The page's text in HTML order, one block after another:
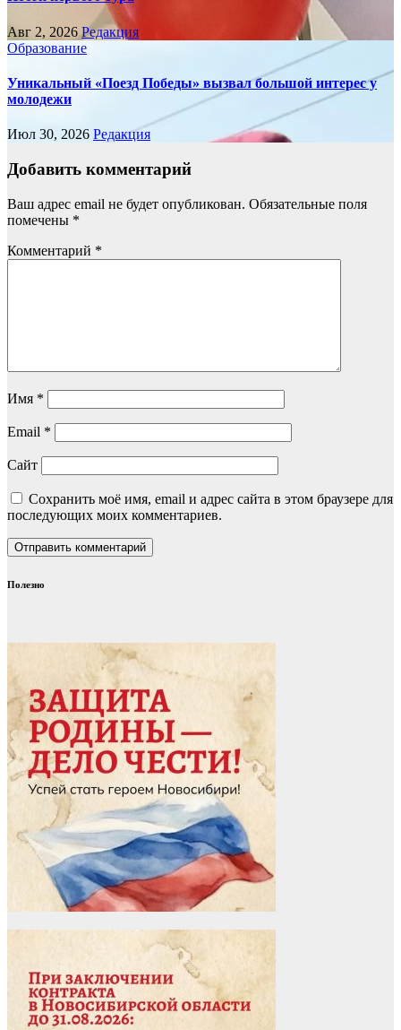
Авг 2, 2026 Редакция
Образование
Уникальный «Поезд Победы» вызвал большой интерес у
молодежи
Июл 30, 2026 Редакция
Добавить комментарий
Ваш адрес email не будет опубликован. Обязательные поля
помечены *
Комментарий *
Имя *
Email *
Сайт
Сохранить моё имя, email и адрес сайта в этом браузере для
последующих моих комментариев.
Полезно